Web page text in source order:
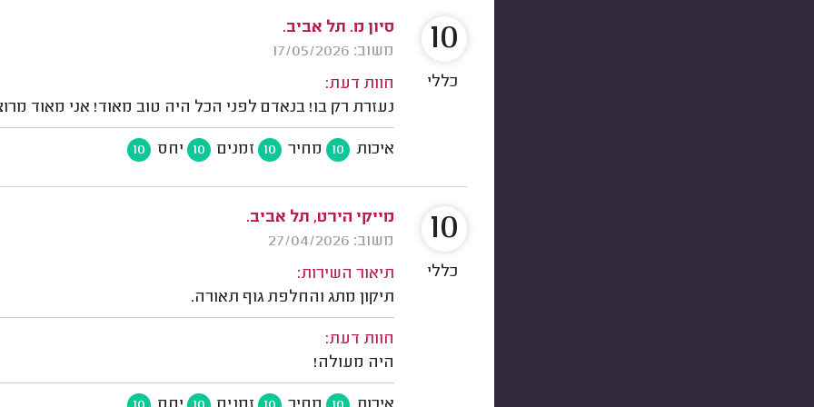
סיון מ. תל אביב.
משוב: 17/05/2026
חוות דעת:
נעזרת רק בו! בנאדם לפני הכל היה טוב מאוד! אני מאוד
איכות 10 מחיר 10 זמנים 10 יחס 10
10
כללי
מייקי הירט, תל אביב.
משוב: 27/04/2026
תיאור השירות:
תיקון מתג והחלפת גוף תאורה.
חוות דעת:
היה מעולה!
10
כללי